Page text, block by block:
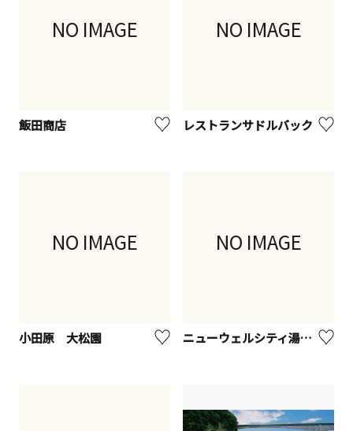
NO IMAGE
飯田商店
NO IMAGE
レストランサドルバック
NO IMAGE
小田原 大松園
NO IMAGE
ニューウェルシティ湯河原